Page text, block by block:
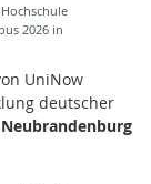
2026 in
UniNow
deutscher